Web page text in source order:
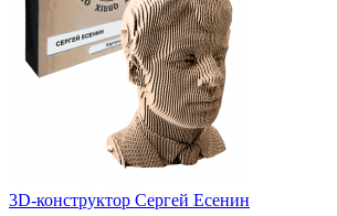
3D-конструктор Сергей Есенин